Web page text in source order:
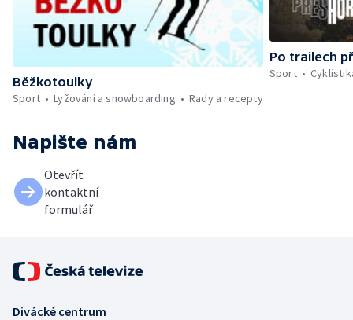
Běžkotoulky
Sport
Lyžování a snowboarding Rady a recepty
Po trailech
Sport
Napište nám
Otevřít
kontaktní
formulář
Divácké centrum